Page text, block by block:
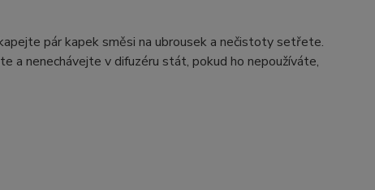
pár kapek směsi na ubrousek a nečistoty setřete.
a nenechávejte v difuzéru stát, pokud ho nepoužíváte,